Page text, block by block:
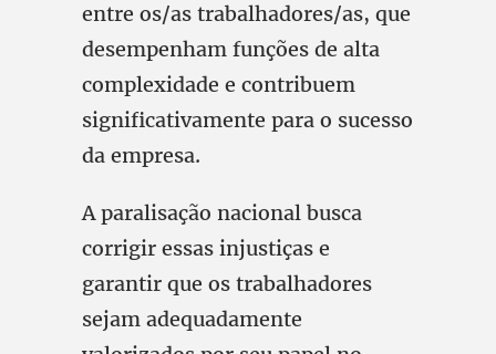
entre os/as trabalhadores/as, que
desempenham funções de alta
complexidade e contribuem
significativamente para o sucesso
da empresa.
A paralisação nacional busca
corrigir essas injustiças e
garantir que os trabalhadores
sejam adequadamente